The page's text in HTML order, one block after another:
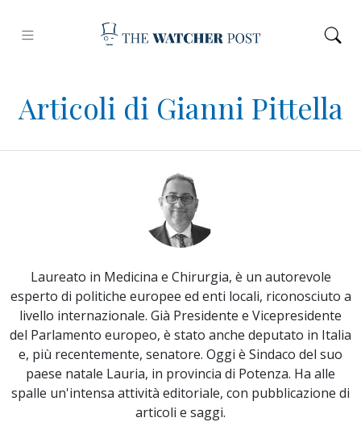
Articoli di Gianni Pittella
Laureato in Medicina e Chirurgia, è un autorevole
esperto di politiche europee ed enti locali, riconosciuto a
livello internazionale. Già Presidente e Vicepresidente
del Parlamento europeo, è stato anche deputato in Italia
e, più recentemente, senatore. Oggi è Sindaco del suo
paese natale Lauria, in provincia di Potenza. Ha alle
spalle un'intensa attività editoriale, con pubblicazione di
articoli e saggi.